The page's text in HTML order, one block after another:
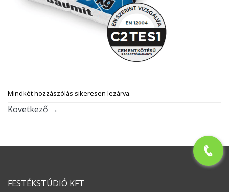
Mindkét hozzászólás sikeresen lezárva.
Következő →
FESTÉKSTÚDIÓ KFT